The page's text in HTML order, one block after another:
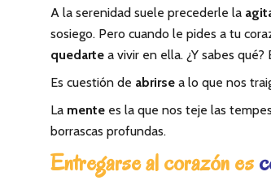
A la serenidad suele precederle la
sosiego. Pero cuando le pides a tu
quedarte a vivir en ella. ¿Y sabes qué?
Es cuestión de abrirse a lo que nos
La mente es la que nos teje las
borrascas profundas.
Entregarse al corazón es